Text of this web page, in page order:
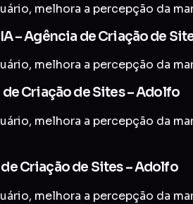
melhora a percepção da
– Agência de Criação de
melhora a percepção da
de Criação de Sites – Adolfo
melhora a percepção da
Criação de Sites – Adolfo
melhora a percepção da